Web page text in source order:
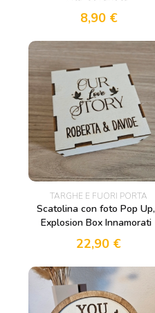
8,90 €
TARGHE E FUORI PORTA
Scatolina con foto Pop Up,
Explosion Box Innamorati
22,90 €